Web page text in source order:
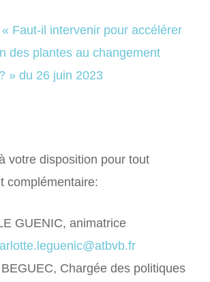
Faut-il intervenir pour accélérer
des plantes au changement
» du 26 juin 2023
votre disposition pour tout
complémentaire:
GUENIC, animatrice
Chargée des politiques